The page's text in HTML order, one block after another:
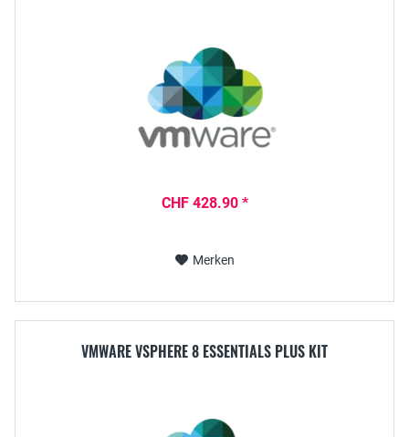
CHF 428.90 *
Merken
VMWARE VSPHERE 8 ESSENTIALS PLUS KIT